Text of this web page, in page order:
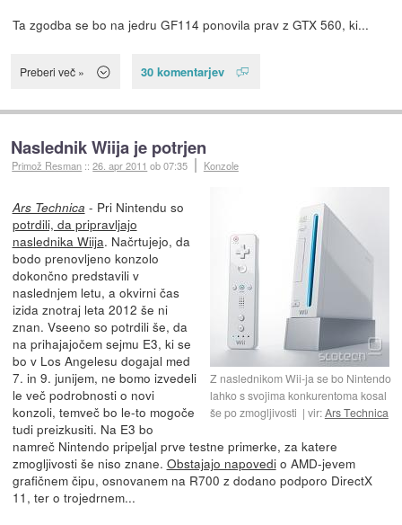
Ta zgodba se bo na jedru GF114 ponovila prav z GTX 560, ki...
Preberi več » 30 komentarjev
Naslednik Wiija je potrjen
Primož Resman ::26. apr 2011 ob 07:35 Konzole
Z naslednikom Wii-ja se bo Nintendo
lahko s svojima konkurentoma kosal
še po zmogljivosti
vir:Ars Technica
Ars Technica - Pri Nintendu so
potrdili, da pripravljajo
naslednika Wiija. Načrtujejo, da
bodo prenovljeno konzolo
dokončno predstavili v
naslednjem letu, a okvirni čas
izida znotraj leta 2012 še ni
znan. Vseeno so potrdili še, da
na prihajajočem sejmu E3, ki se
bo v Los Angelesu dogajal med
7. in 9. junijem, ne bomo izvedeli
le več podrobnosti o novi
konzoli, temveč bo le-to mogoče
tudi preizkusiti. Na E3 bo
namreč Nintendo pripeljal prve testne primerke, za katere
zmogljivosti še niso znane. Obstajajo napovedio AMD-jevem
grafičnem čipu, osnovanem na R700 z dodano podporo DirectX
11, ter o trojedrnem...